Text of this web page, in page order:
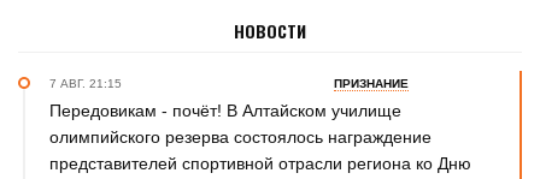
НОВОСТИ
7 АВГ. 21:15 ПРИЗНАНИЕ
Передовикам - почёт! В Алтайском училище
олимпийского резерва состоялось награждение
представителей спортивной отрасли региона ко Дню